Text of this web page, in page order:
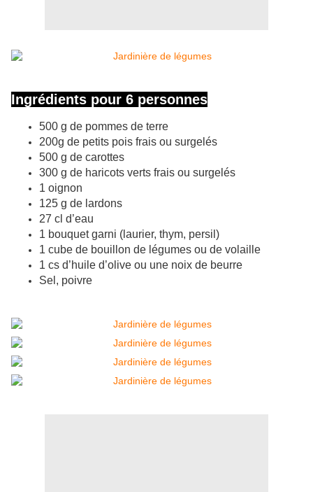
Ingrédients pour 6 personnes
500 g de pommes de terre
200g de petits pois frais ou surgelés
500 g de carottes
300 g de haricots verts frais ou surgelés
1 oignon
125 g de lardons
27 cl d’eau
1 bouquet garni (laurier, thym, persil)
1 cube de bouillon de légumes ou de volaille
1 cs d’huile d’olive ou une noix de beurre
Sel, poivre